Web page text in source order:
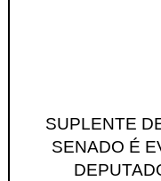
SUPLENTE
SENADO É